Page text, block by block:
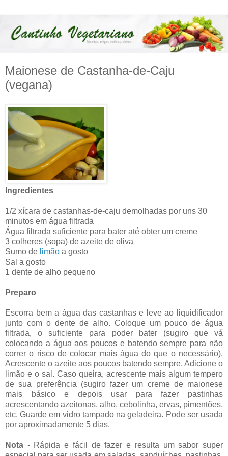
Maionese de Castanha-de-Caju
(vegana)
Ingredientes
1/2 xícara de castanhas-de-caju demolhadas por uns 30
minutos em água filtrada
Água filtrada suficiente para bater até obter um creme
3 colheres (sopa) de azeite de oliva
Sumo de limão a gosto
Sal a gosto
1 dente de alho pequeno
Preparo
Escorra bem a água das castanhas e leve ao liquidificador
junto com o dente de alho. Coloque um pouco de água
filtrada, o suficiente para poder bater (sugiro que vá
colocando a água aos poucos e batendo sempre para não
correr o risco de colocar mais água do que o necessário).
Acrescente o azeite aos poucos batendo sempre. Adicione o
limão e o sal. Caso queira, acrescente mais algum tempero
de sua preferência (sugiro fazer um creme de maionese
mais básico e depois usar para fazer pastinhas
acrescentando azeitonas, alho, cebolinha, ervas, pimentões,
etc. Guarde em vidro tampado na geladeira. Pode ser usada
por aproximadamente 5 dias.
Nota - Rápida e fácil de fazer e resulta um sabor super